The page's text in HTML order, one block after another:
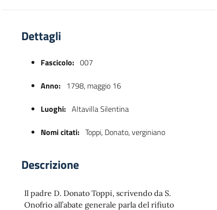
Dettagli
Fascicolo: 007
Anno: 1798, maggio 16
Luoghi: Altavilla Silentina
Nomi citati: Toppi, Donato, verginiano
Descrizione
Il padre D. Donato Toppi, scrivendo da S.
Onofrio all’abate generale parla del rifiuto